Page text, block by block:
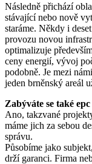
Následně přichází
stávající nebo nově
staráme. Někdy i
provozu novou
optimalizuje
ceny energií, vývoj
podobně. Je mezi
jeden brněnský areál
Zabýváte se také
Ano, takzvané
máme jich za sebou
správu.
Působíme jako
drží garanci. Firma